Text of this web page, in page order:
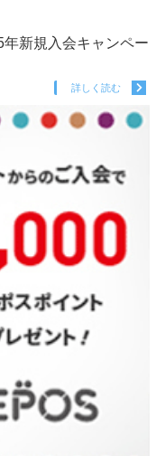
新規入会キャンペー
詳しく読む